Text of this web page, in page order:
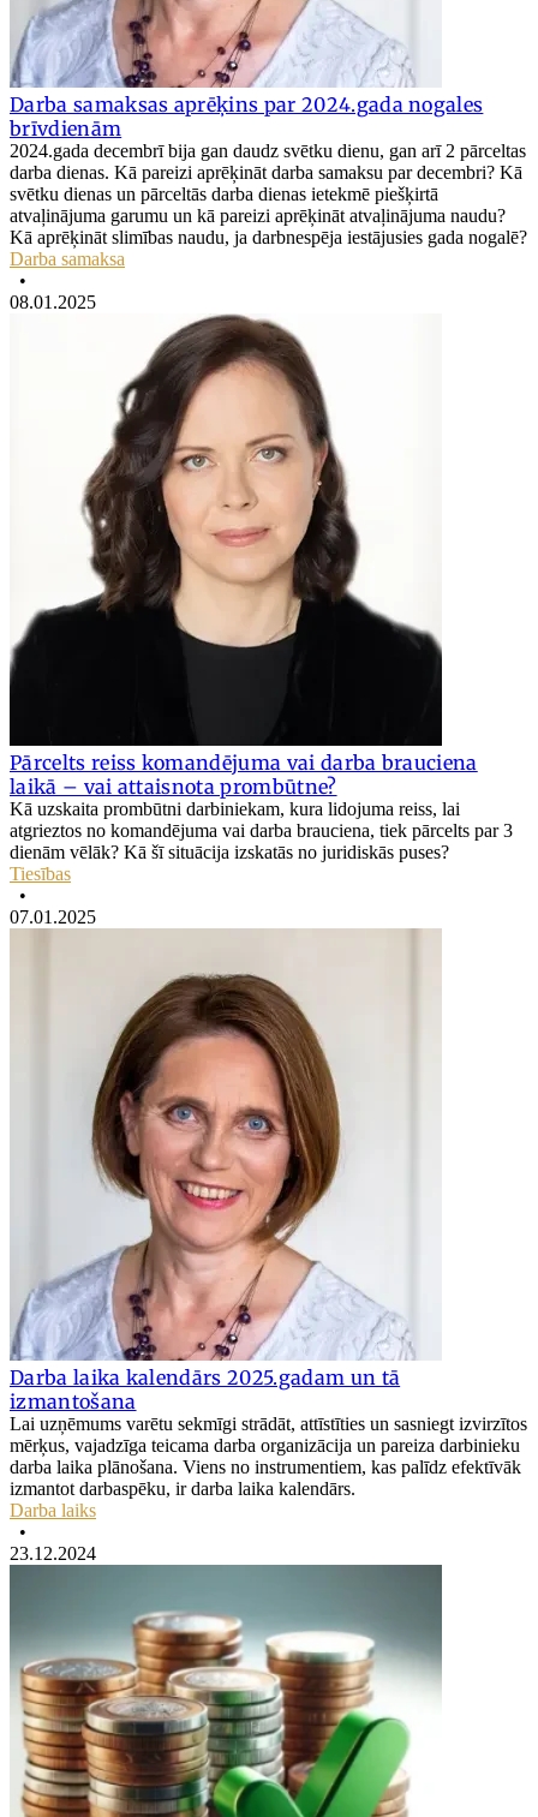
Darba samaksas aprēķins par 2024.gada nogales
brīvdienām
2024.gada decembrī bija gan daudz svētku dienu, gan arī 2 pārceltas
darba dienas. Kā pareizi aprēķināt darba samaksu par decembri? Kā
svētku dienas un pārceltās darba dienas ietekmē piešķirtā
atvaļinājuma garumu un kā pareizi aprēķināt atvaļinājuma naudu?
Kā aprēķināt slimības naudu, ja darbnespēja iestājusies gada nogalē?
Darba samaksa
•
08.01.2025
Pārcelts reiss komandējuma vai darba brauciena
laikā – vai attaisnota prombūtne?
Kā uzskaita prombūtni darbiniekam, kura lidojuma reiss, lai
atgrieztos no komandējuma vai darba brauciena, tiek pārcelts par 3
dienām vēlāk? Kā šī situācija izskatās no juridiskās puses?
Tiesības
•
07.01.2025
Darba laika kalendārs 2025.gadam un tā
izmantošana
Lai uzņēmums varētu sekmīgi strādāt, attīstīties un sasniegt izvirzītos
mērķus, vajadzīga teicama darba organizācija un pareiza darbinieku
darba laika plānošana. Viens no instrumentiem, kas palīdz efektīvāk
izmantot darbaspēku, ir darba laika kalendārs.
Darba laiks
•
23.12.2024